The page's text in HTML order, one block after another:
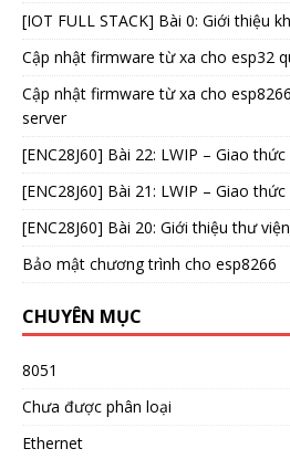
[IOT FULL STACK] Bài 0: Giới thiệu
Cập nhật firmware từ xa cho esp32
Cập nhật firmware từ xa cho
server
[ENC28J60] Bài 22: LWIP – Giao
[ENC28J60] Bài 21: LWIP – Giao
[ENC28J60] Bài 20: Giới thiệu thư
Bảo mật chương trình cho esp8266
CHUYÊN MỤC
8051
Chưa được phân loại
Ethernet